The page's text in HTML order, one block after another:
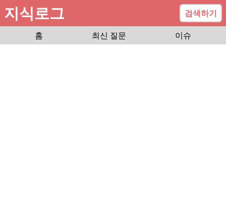
지식로그
검색하기
홈
최신 질문 이슈